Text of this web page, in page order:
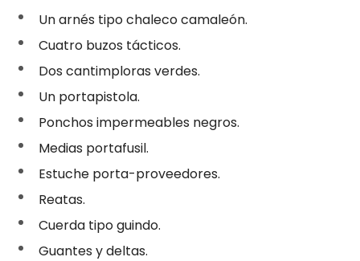
Un arnés tipo chaleco camaleón.
Cuatro buzos tácticos.
Dos cantimploras verdes.
Un portapistola.
Ponchos impermeables negros.
Medias portafusil.
Estuche porta-proveedores.
Reatas.
Cuerda tipo guindo.
Guantes y deltas.